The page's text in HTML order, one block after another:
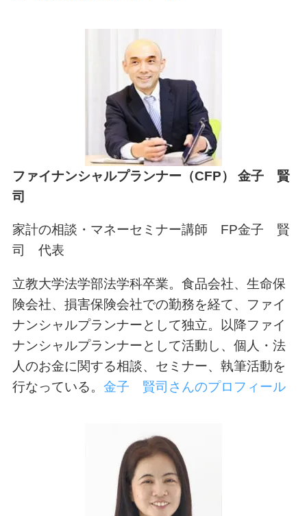
ファイナンシャルプランナー（CFP） 金子 賢
司
家計の相談・マネーセミナー講師 FP金子 賢
司 代表
立教大学法学部法学科卒業。食品会社、生命保
険会社、損害保険会社での勤務を経て、ファイ
ナンシャルプランナーとして独立。以降ファイ
ナンシャルプランナーとして活動し、個人・法
人のお金に関する相談、セミナー、執筆活動を
行なっている。 金子 賢司さんのプロフィール